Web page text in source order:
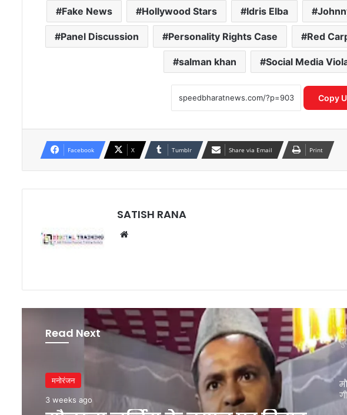
Fake News Hollywood Stars Idris Elba
Panel Discussion Personality Rights Case Red
salman khan Social Media
Copy
Facebook X Tumblr Share via Email Print
SATISH RANA
Read Next
मनोरंजन
मनोरंजन
3 weeks ago